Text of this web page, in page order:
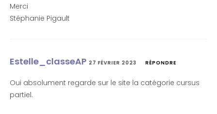
Merci
Stéphanie Pigault
Estelle_classeAP 27 FÉVRIER 2023 RÉPONDRE
Oui absolument regarde sur le site la catégorie cursus
partiel.